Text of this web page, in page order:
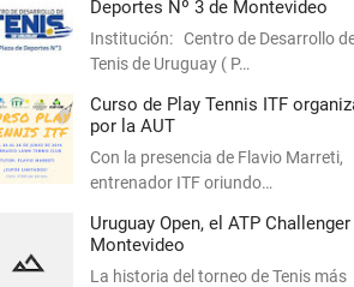
Deportes Nº 3 de Montevideo
Institución: Centro de Desarrollo
Tenis de Uruguay ( P…
Curso de Play Tennis ITF
por la AUT
Con la presencia de Flavio Marreti,
entrenador ITF oriundo…
Uruguay Open, el ATP
Montevideo
La historia del torneo de Tenis más